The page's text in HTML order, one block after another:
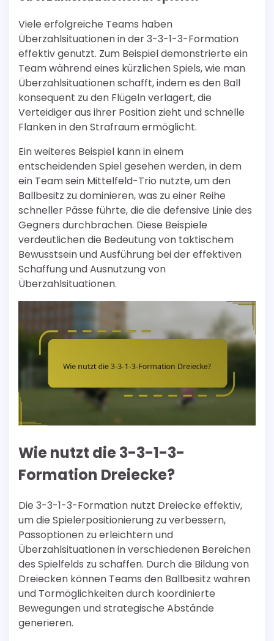
Viele erfolgreiche Teams haben
Überzahlsituationen in der 3-3-1-3-Formation
effektiv genutzt. Zum Beispiel demonstrierte ein
Team während eines kürzlichen Spiels, wie man
Überzahlsituationen schafft, indem es den Ball
konsequent zu den Flügeln verlagert, die
Verteidiger aus ihrer Position zieht und schnelle
Flanken in den Strafraum ermöglicht.
Ein weiteres Beispiel kann in einem
entscheidenden Spiel gesehen werden, in dem
ein Team sein Mittelfeld-Trio nutzte, um den
Ballbesitz zu dominieren, was zu einer Reihe
schneller Pässe führte, die die defensive Linie des
Gegners durchbrachen. Diese Beispiele
verdeutlichen die Bedeutung von taktischem
Bewusstsein und Ausführung bei der effektiven
Schaffung und Ausnutzung von
Überzahlsituationen.
Wie nutzt die 3-3-1-3-
Formation Dreiecke?
Die 3-3-1-3-Formation nutzt Dreiecke effektiv,
um die Spielerpositionierung zu verbessern,
Passoptionen zu erleichtern und
Überzahlsituationen in verschiedenen Bereichen
des Spielfelds zu schaffen. Durch die Bildung von
Dreiecken können Teams den Ballbesitz wahren
und Tormöglichkeiten durch koordinierte
Bewegungen und strategische Abstände
generieren.